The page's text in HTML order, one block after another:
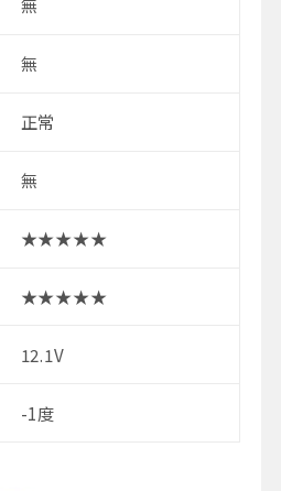
無
無
正常
無
★★★★★
★★★★★
12.1V
-1度